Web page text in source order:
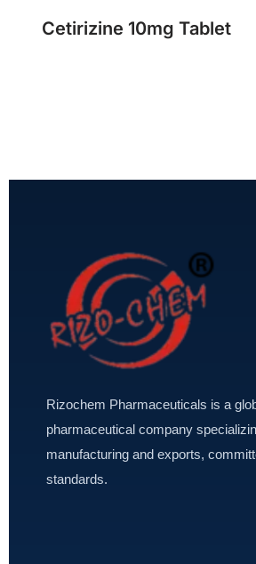
Cetirizine 10mg Tablet
Rizochem Pharmaceuticals is a
pharmaceutical company
manufacturing and exports,
standards.